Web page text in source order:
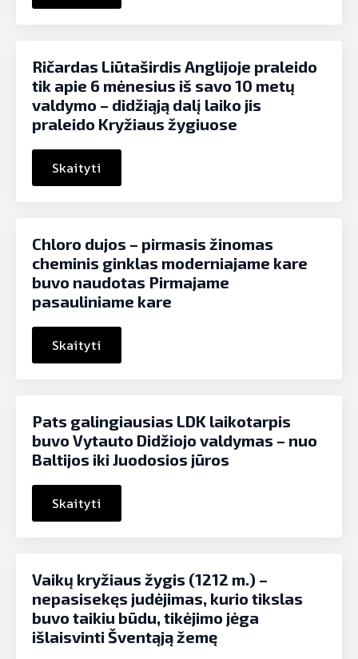
Ričardas Liūtaširdis Anglijoje praleido
tik apie 6 mėnesius iš savo 10 metų
valdymo – didžiąją dalį laiko jis
praleido Kryžiaus žygiuose
Skaityti
Chloro dujos – pirmasis žinomas
cheminis ginklas moderniajame kare
buvo naudotas Pirmajame
pasauliniame kare
Skaityti
Pats galingiausias LDK laikotarpis
buvo Vytauto Didžiojo valdymas – nuo
Baltijos iki Juodosios jūros
Skaityti
Vaikų kryžiaus žygis (1212 m.) –
nepasisekęs judėjimas, kurio tikslas
buvo taikiu būdu, tikėjimo jėga
išlaisvinti Šventąją žemę